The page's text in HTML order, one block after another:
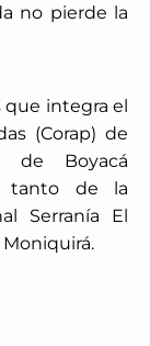
no pierde la
que integra el
(Corap) de
de Boyacá
tanto de la
Serranía El